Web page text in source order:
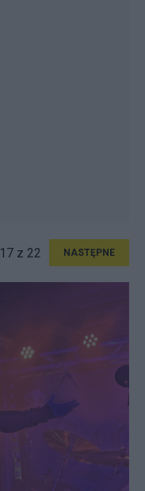
17 z 22 NASTĘPNE